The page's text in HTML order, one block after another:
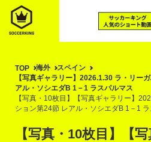
TOP 海外
スペイン
【写真ギャラリー】2026.1.30 ラ・リー
アル・ソシエダB 1－1 ラスパルマス
【写真・10枚目】【写真ギャラリー】
ション第24節 レアル・ソシエダB 1－1
【写真・10枚目】【